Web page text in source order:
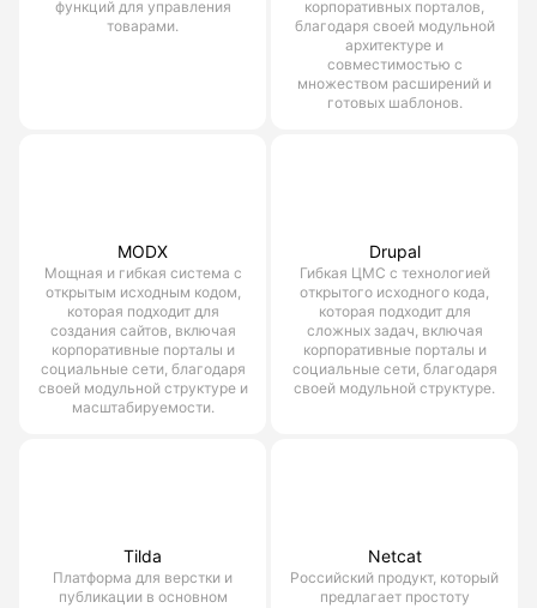
функций для управления
товарами.
корпоративных порталов,
благодаря своей модульной
архитектуре и
совместимостью с
множеством расширений и
готовых шаблонов.
MODX
Мощная и гибкая система с
открытым исходным кодом,
которая подходит для
создания сайтов, включая
корпоративные порталы и
социальные сети, благодаря
своей модульной структуре и
масштабируемости.
Drupal
Гибкая ЦМС с технологией
открытого исходного кода,
которая подходит для
сложных задач, включая
корпоративные порталы и
социальные сети, благодаря
своей модульной структуре.
Tilda
Платформа для верстки и
публикации в основном
Netcat
Российский продукт, который
предлагает простоту